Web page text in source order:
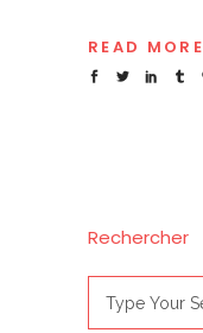
READ MORE
Rechercher
for: